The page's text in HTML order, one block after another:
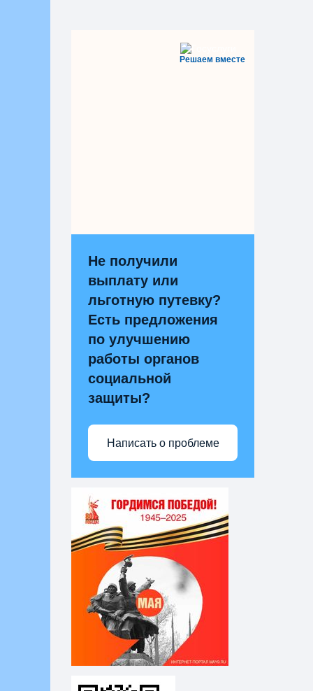
Решаем вместе
Не получили
выплату или
льготную путевку?
Есть предложения
по улучшению
работы органов
социальной
защиты?
Написать о проблеме